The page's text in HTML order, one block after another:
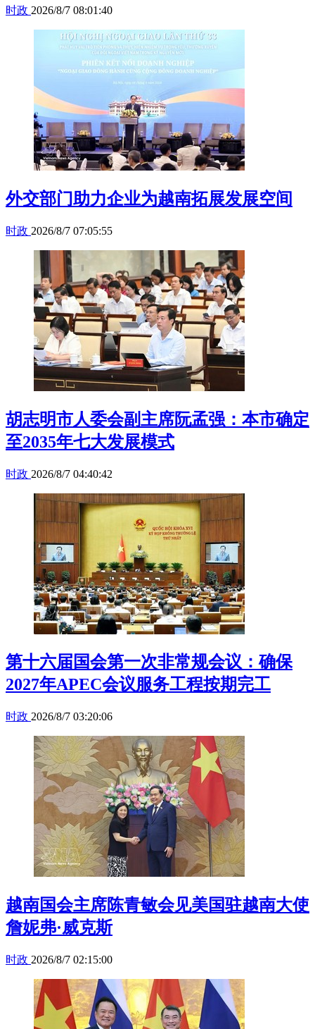
时政 2026/8/7 08:01:40
外交部门助力企业为越南拓展发展空间
时政 2026/8/7 07:05:55
胡志明市人委会副主席阮孟强：本市确定
至2035年七大发展模式
时政 2026/8/7 04:40:42
第十六届国会第一次非常规会议：确保
2027年APEC会议服务工程按期完工
时政 2026/8/7 03:20:06
越南国会主席陈青敏会见美国驻越南大使
詹妮弗·威克斯
时政 2026/8/7 02:15:00